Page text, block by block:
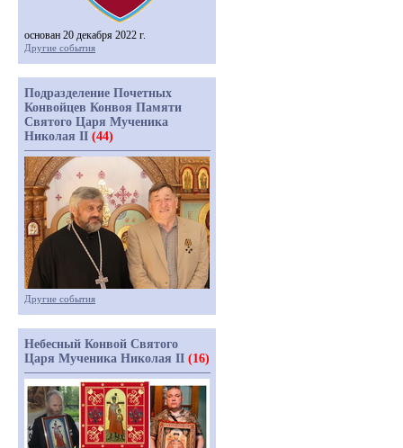
основан 20 декабря 2022 г.
Другие события
Подразделение Почетных
Конвойцев Конвоя Памяти
Святого Царя Мученика
Николая II (44)
Другие события
Небесный Конвой Святого
Царя Мученика Николая II (16)